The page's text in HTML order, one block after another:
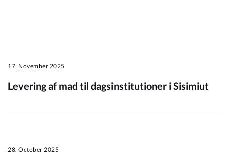
Kommuneplanen
17. November 2025
Levering af mad til dagsinstitutioner i Sisimiut
28. October 2025